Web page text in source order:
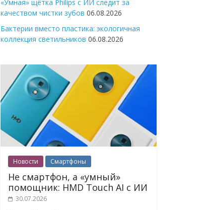
«Умная» щётка Philips с ИИ следит за
качеством чистки зубов 06.08.2026
Бактерии вместо пластика: экологичная
коллекция светильников 06.08.2026
Новости Смартфоны
Не смартфон, а «умный»
помощник: HMD Touch AI с ИИ
30.07.2026